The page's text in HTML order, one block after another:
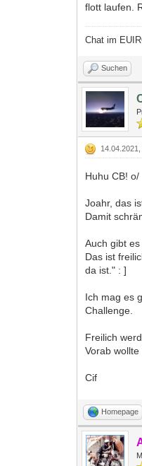
flott laufen.
Chat im
Suchen
Huhu CB! o/
Joahr, das
Damit
Auch gibt
Das ist
da ist." : ]
Ich mag es
Challenge.
Freilich
Vorab
Cif
Homepage